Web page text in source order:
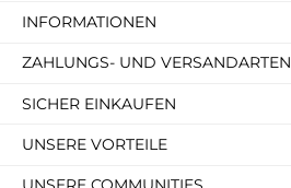
INFORMATIONEN
ZAHLUNGS- UND VERSANDARTEN
SICHER EINKAUFEN
UNSERE VORTEILE